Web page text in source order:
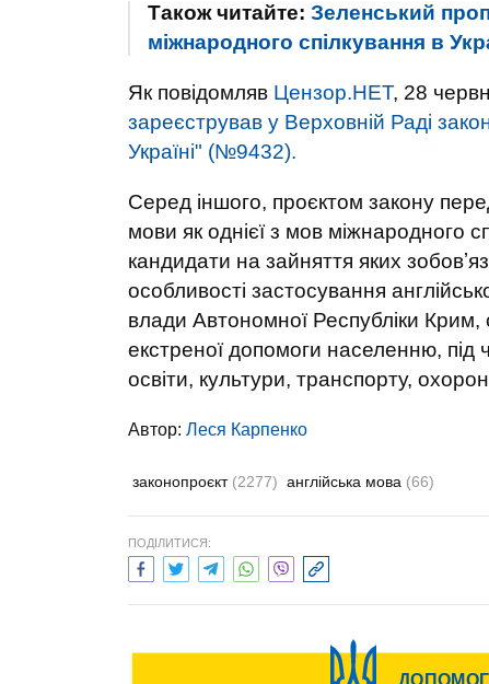
Також читайте: Зеленський
міжнародного спілкування в
Як повідомляв Цензор.НЕТ, 28
зареєстрував у Верховній Раді
Україні" (№9432).
Серед іншого, проєктом закону
мови як однієї з мов міжнародного
кандидати на зайняття яких
особливості застосування
влади Автономної Республіки Крим,
екстреної допомоги населенню,
освіти, культури, транспорту,
Автор: Леся Карпенко
законопроєкт (2277) англійська мова (66)
ПОДІЛИТИСЯ: